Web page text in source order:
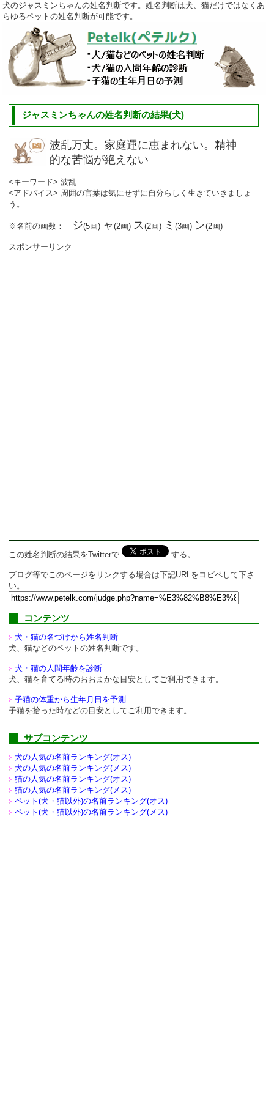
犬のジャスミンちゃんの姓名判断です。姓名判断は犬、猫だけではなくあ
らゆるペットの姓名判断が可能です。
ジャスミンちゃんの姓名判断の結果(犬)
波乱万丈。家庭運に恵まれない。精神
的な苦悩が絶えない
<キーワード> 波乱
<アドバイス> 周囲の言葉は気にせずに自分らしく生きていきましょ
う。
※名前の画数： ジ(5画) ャ(2画) ス(2画) ミ(3画) ン(2画)
スポンサーリンク
この姓名判断の結果をTwitterで する。
ブログ等でこのページをリンクする場合は下記URLをコピペして下さ
い。
コンテンツ
犬・猫の名づけから姓名判断
犬、猫などのペットの姓名判断です。
犬・猫の人間年齢を診断
犬、猫を育てる時のおおまかな目安としてご利用できます。
子猫の体重から生年月日を予測
子猫を拾った時などの目安としてご利用できます。
サブコンテンツ
犬の人気の名前ランキング(オス)
犬の人気の名前ランキング(メス)
猫の人気の名前ランキング(オス)
猫の人気の名前ランキング(メス)
ペット(犬・猫以外)の名前ランキング(オス)
ペット(犬・猫以外)の名前ランキング(メス)